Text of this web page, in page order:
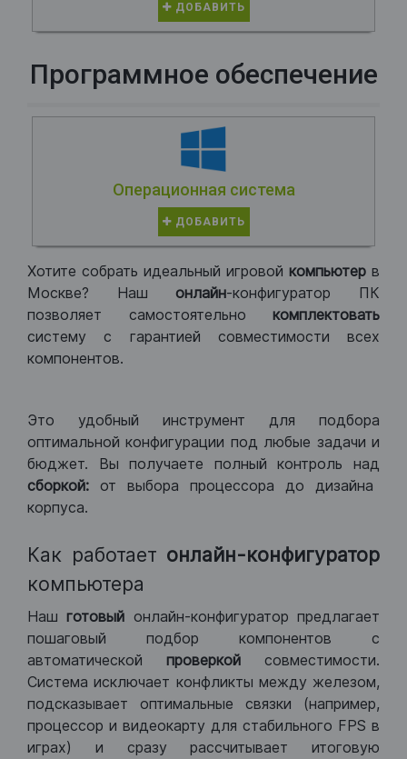
ДОБАВИТЬ
Программное обеспечение
Операционная система
ДОБАВИТЬ
Хотите собрать идеальный игровой компьютер в
Москве? Нашонлайн-конфигуратор ПК
позволяет самостоятельно комплектовать
систему с гарантией совместимости всех
компонентов.
Это удобный инструмент для подбора
оптимальной конфигурации под любые задачи и
бюджет. Вы получаете полный контроль над
сборкой: от выбора процессора до дизайна
корпуса.
Как работает онлайн-конфигуратор
компьютера
Нашготовый онлайн-конфигуратор предлагает
пошаговый подбор компонентов с
автоматической проверкой совместимости.
Система исключает конфликты между железом,
подсказывает оптимальные связки (например,
процессор и видеокарту для стабильного FPS в
играх) и сразу рассчитывает итоговую